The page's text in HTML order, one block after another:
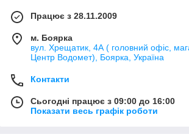
Працює з 28.11.2009
м. Боярка
вул. Хрещатик, 4А ( головний офіс,
Центр Водомет), Боярка, Україна
Контакти
Сьогодні працює з 09:00 до 16:00
Показати весь графік роботи